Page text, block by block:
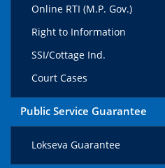
Online RTI (M.P. Gov.)
Right to Information
SSI/Cottage Ind.
Court Cases
Public Service Guarantee
Lokseva Guarantee